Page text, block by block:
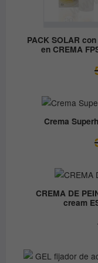
PACK SOLAR
en CREMA
Crema
CREMA DE
cream